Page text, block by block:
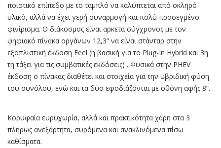
ποιοτικό επίπεδο με το ταμπλό να καλύπτεται από σκληρό
υλικό, αλλά να έχει γερή συναρμογή και πολύ προσεγμένο
φινίρισμα. Ο διάκοσμος είναι αρκετά σύγχρονος με τον
ψηφιακό πίνακα οργάνων 12,3” να είναι στάνταρ στην
εξοπλιστική έκδοση Feel (η βασική για το Plug-In Hybrid και 3η
τη τάξει για τις συμβατικές εκδόσεις) . Φυσικά στην PHEV
έκδοση ο πίνακας διαθέτει και στοιχεία για την υβριδική φύση
του συνόλου, ενώ και τα δύο εφοδιάζονται με οθόνη αφής 8”.
Κορυφαία ευρυχωρία, αλλά και πρακτικότητα χάρη στα 3
πλήρως ανεξάρτητα, συρόμενα και ανακλινόμενα πίσω
καθίσματα.